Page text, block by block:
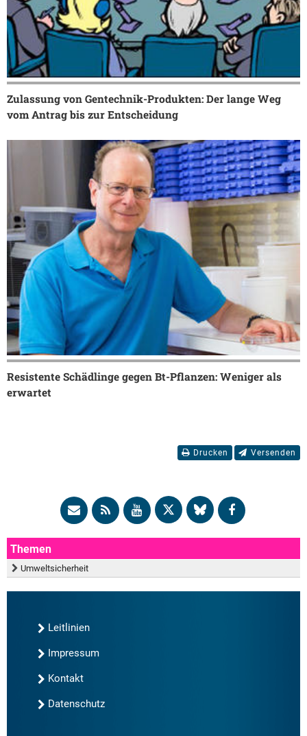
Zulassung von Gentechnik-Produkten: Der lange Weg
vom Antrag bis zur Entscheidung
Resistente Schädlinge gegen Bt-Pflanzen: Weniger als
erwartet
Drucken Versenden
Themen
Umweltsicherheit
Leitlinien
Impressum
Kontakt
Datenschutz